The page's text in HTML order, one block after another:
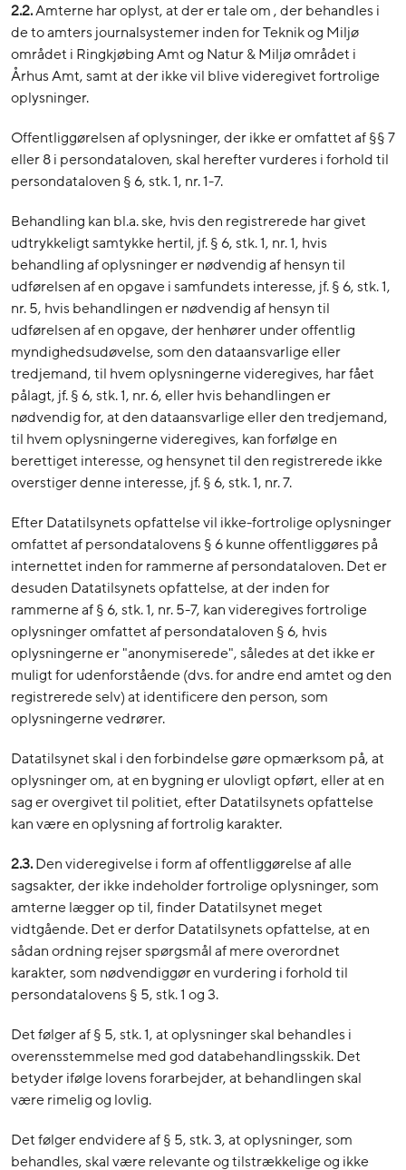
2.2.Amterne har oplyst, at der er tale om , der behandles i
de to amters journalsystemer inden for Teknik og Miljø
området i Ringkjøbing Amt og Natur & Miljø området i
Århus Amt, samt at der ikke vil blive videregivet fortrolige
oplysninger.
Offentliggørelsen af oplysninger, der ikke er omfattet af §§ 7
eller 8 i persondataloven, skal herefter vurderes i forhold til
persondataloven § 6, stk. 1, nr. 1-7.
Behandling kan bl.a. ske, hvis den registrerede har givet
udtrykkeligt samtykke hertil, jf. § 6, stk. 1, nr. 1, hvis
behandling af oplysninger er nødvendig af hensyn til
udførelsen af en opgave i samfundets interesse, jf. § 6, stk. 1,
nr. 5, hvis behandlingen er nødvendig af hensyn til
udførelsen af en opgave, der henhører under offentlig
myndighedsudøvelse, som den dataansvarlige eller
tredjemand, til hvem oplysningerne videregives, har fået
pålagt, jf. § 6, stk. 1, nr. 6, eller hvis behandlingen er
nødvendig for, at den dataansvarlige eller den tredjemand,
til hvem oplysningerne videregives, kan forfølge en
berettiget interesse, og hensynet til den registrerede ikke
overstiger denne interesse, jf. § 6, stk. 1, nr. 7.
Efter Datatilsynets opfattelse vil ikke-fortrolige oplysninger
omfattet af persondatalovens § 6 kunne offentliggøres på
internettet inden for rammerne af persondataloven. Det er
desuden Datatilsynets opfattelse, at der inden for
rammerne af § 6, stk. 1, nr. 5-7, kan videregives fortrolige
oplysninger omfattet af persondataloven § 6, hvis
oplysningerne er "anonymiserede", således at det ikke er
muligt for udenforstående (dvs. for andre end amtet og den
registrerede selv) at identificere den person, som
oplysningerne vedrører.
Datatilsynet skal i den forbindelse gøre opmærksom på, at
oplysninger om, at en bygning er ulovligt opført, eller at en
sag er overgivet til politiet, efter Datatilsynets opfattelse
kan være en oplysning af fortrolig karakter.
2.3.Den videregivelse i form af offentliggørelse af alle
sagsakter, der ikke indeholder fortrolige oplysninger, som
amterne lægger op til, finder Datatilsynet meget
vidtgående. Det er derfor Datatilsynets opfattelse, at en
sådan ordning rejser spørgsmål af mere overordnet
karakter, som nødvendiggør en vurdering i forhold til
persondatalovens § 5, stk. 1 og 3.
Det følger af § 5, stk. 1, at oplysninger skal behandles i
overensstemmelse med god databehandlingsskik. Det
betyder ifølge lovens forarbejder, at behandlingen skal
være rimelig og lovlig.
Det følger endvidere af § 5, stk. 3, at oplysninger, som
behandles, skal være relevante og tilstrækkelige og ikke